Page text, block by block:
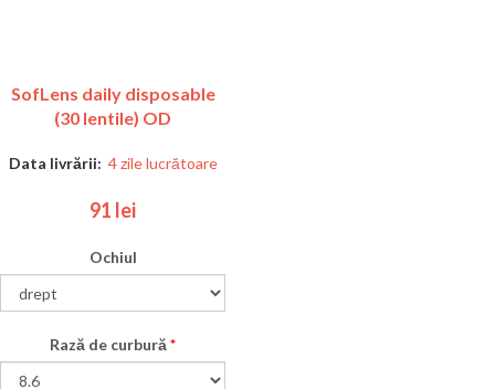
SofLens daily disposable
(30 lentile) OD
Data livrării: 4 zile lucrătoare
91 lei
Ochiul
Rază de curbură*